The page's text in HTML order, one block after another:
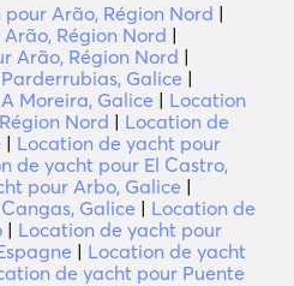
Arão, Région Nord |
Région Nord |
Arão, Région Nord |
Galice |
Moreira, Galice | Location
Nord | Location de
| Location de yacht pour
de yacht pour El Castro,
pour Arbo, Galice |
Galice | Location de
| Location de yacht pour
| Location de yacht
de yacht pour Puente